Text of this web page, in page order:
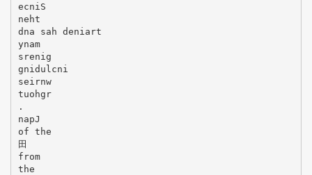
ecniS
neht
dna sah deniart
ynam
srenig
gnidulcni
seirnw
tuohgr
.
napJ
of the
田
from
the